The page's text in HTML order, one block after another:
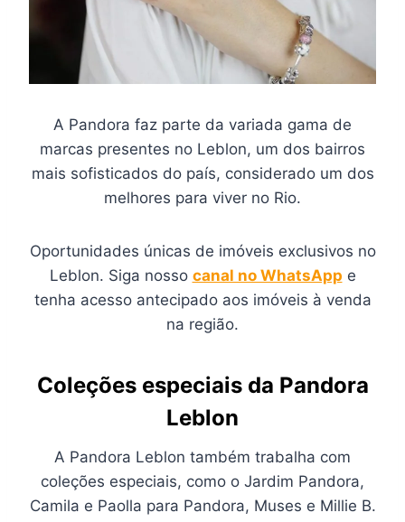
A Pandora faz parte da variada gama de
marcas presentes no Leblon, um dos bairros
mais sofisticados do país, considerado um dos
melhores para viver no Rio.
Oportunidades únicas de imóveis exclusivos no
Leblon. Siga nosso canal no WhatsApp e
tenha acesso antecipado aos imóveis à venda
na região.
Coleções especiais da Pandora
Leblon
A Pandora Leblon também trabalha com
coleções especiais, como o Jardim Pandora,
Camila e Paolla para Pandora, Muses e Millie B.